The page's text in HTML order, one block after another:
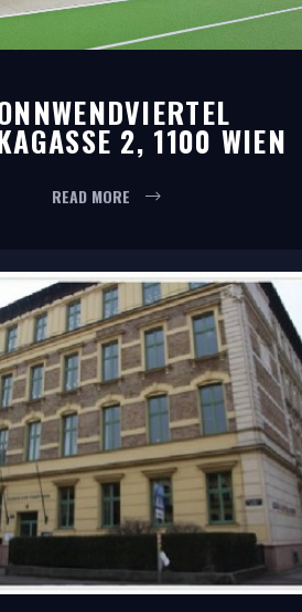
2, 1100 WIEN
READ MORE